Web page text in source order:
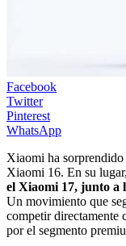
Facebook
Twitter
Pinterest
WhatsApp
Xiaomi ha sorprendido
Xiaomi 16. En su lugar,
el Xiaomi 17, junto a
Un movimiento que
competir directamente
por el segmento